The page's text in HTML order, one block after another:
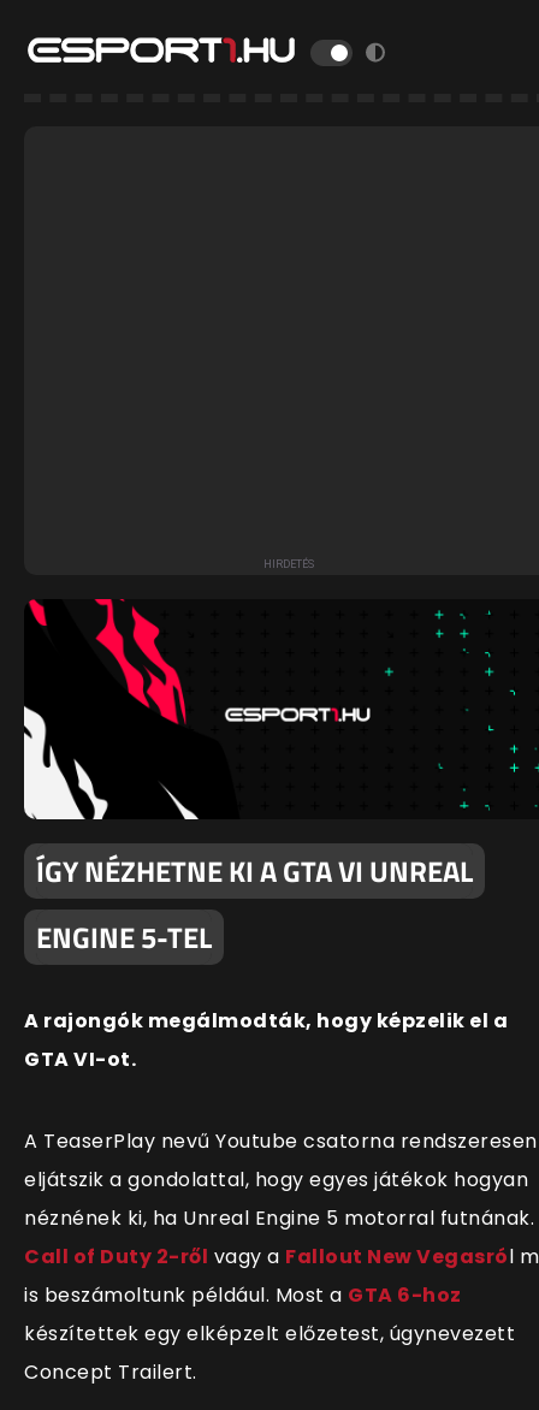
ÍGY NÉZHETNE KI A GTA VI UNREAL
ENGINE 5-TEL
A rajongók megálmodták, hogy képzelik el a
GTA VI-ot.
A TeaserPlay nevű Youtube csatorna rendszeresen
eljátszik a gondolattal, hogy egyes játékok hogyan
néznének ki, ha Unreal Engine 5 motorral futnának.
Call of Duty 2-ről vagy a Fallout New Vegasról
is beszámoltunk például. Most a GTA 6-hoz
készítettek egy elképzelt előzetest, úgynevezett
Concept Trailert.